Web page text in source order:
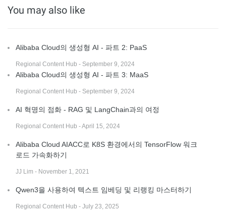
You may also like
Alibaba Cloud의 생성형 AI - 파트 2: PaaS
Regional Content Hub - September 9, 2024
Alibaba Cloud의 생성형 AI - 파트 3: MaaS
Regional Content Hub - September 9, 2024
AI 혁명의 점화 - RAG 및 LangChain과의 여정
Regional Content Hub - April 15, 2024
Alibaba Cloud AIACC로 K8S 환경에서의 TensorFlow 워크
로드 가속화하기
JJ Lim - November 1, 2021
Qwen3을 사용하여 텍스트 임베딩 및 리랭킹 마스터하기
Regional Content Hub - July 23, 2025